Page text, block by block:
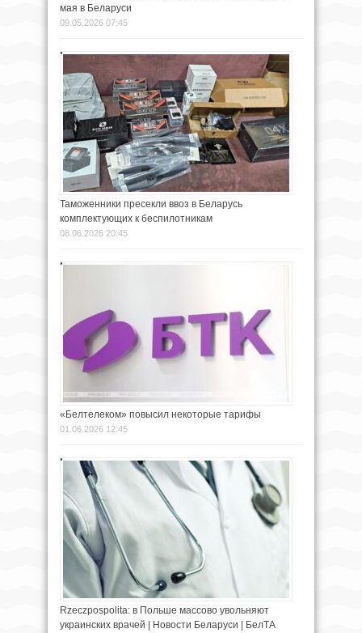
мая в Беларуси
09.05.2026 07:45
Таможенники пресекли ввоз в Беларусь
комплектующих к беспилотникам
08.06.2026 20:45
«Белтелеком» повысил некоторые тарифы
01.06.2026 12:45
Rzeczpospolita: в Польше массово увольняют
украинских врачей | Новости Беларуси | БелТА